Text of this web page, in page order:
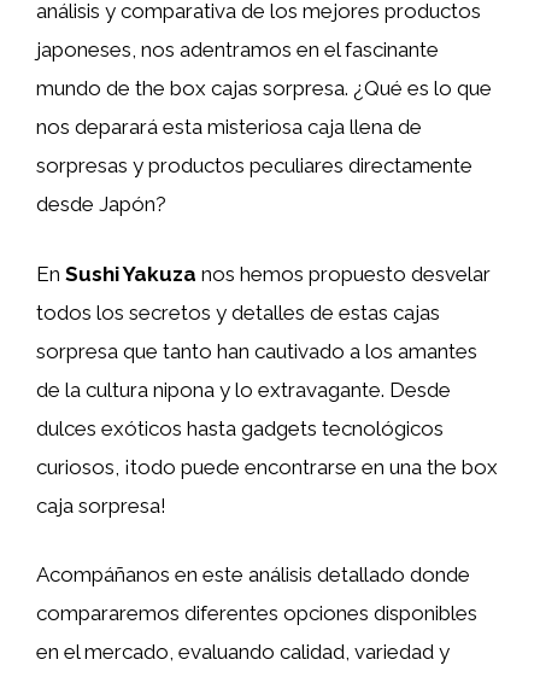
análisis y comparativa de los mejores productos
japoneses, nos adentramos en el fascinante
mundo de the box cajas sorpresa. ¿Qué es lo que
nos deparará esta misteriosa caja llena de
sorpresas y productos peculiares directamente
desde Japón?
En Sushi Yakuza nos hemos propuesto desvelar
todos los secretos y detalles de estas cajas
sorpresa que tanto han cautivado a los amantes
de la cultura nipona y lo extravagante. Desde
dulces exóticos hasta gadgets tecnológicos
curiosos, ¡todo puede encontrarse en una the box
caja sorpresa!
Acompáñanos en este análisis detallado donde
compararemos diferentes opciones disponibles
en el mercado, evaluando calidad, variedad y